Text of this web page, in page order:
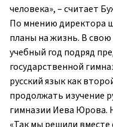
человека», – считает
По мнению директора
планы на жизнь. В
учебный год подряд
государственной
русский язык как
продолжать изучение
гимназии Иева Юрова.